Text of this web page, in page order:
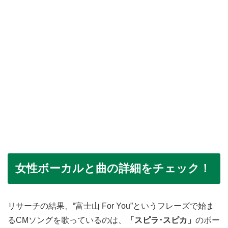
女性ボーカルと曲の詳細をチェック！
リサーチの結果、“富士山 For You”というフレーズで始ま
るCMソングを歌っているのは、
「スピラ･スピカ」 のボー